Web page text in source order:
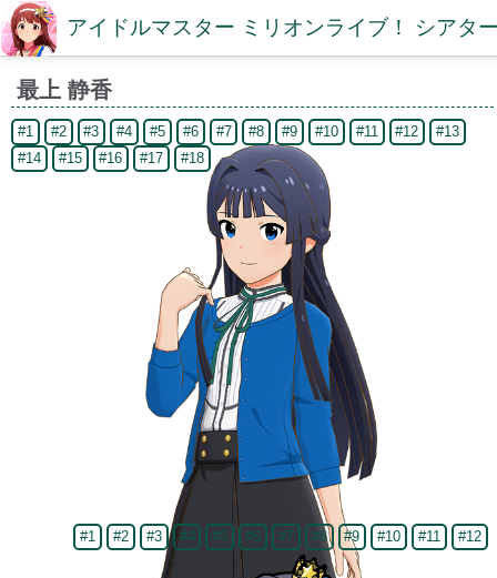
アイドルマスター ミリオンライブ！ シアタ
最上 静香
#1 #2 #3 #4 #5 #6 #7 #8 #9 #10 #11 #12
#13
#14
#15 #16 #17 #18
#1 #2 #3 #4 #5 #6 #7 #8 #9 #10 #11 #12